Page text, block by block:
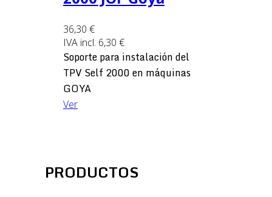
36,30 €
IVA incl. 6,30 €
Soporte para instalación del
TPV Self 2000 en máquinas
GOYA
Ver
PRODUCTOS